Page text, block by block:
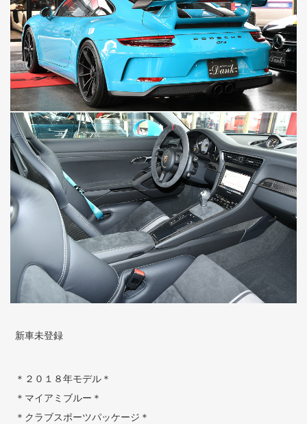
新車未登録
＊２０１８年モデル＊
＊マイアミブルー＊
＊クラブスポーツパッケージ＊